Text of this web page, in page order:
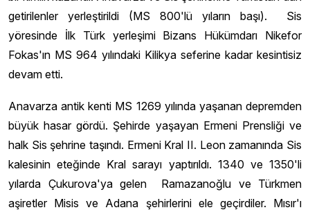
getirilenler yerleştirildi (MS 800'lü yıların başı). Sis
yöresinde İlk Türk yerleşimi Bizans Hükümdarı Nikefor
Fokas'ın MS 964 yılındaki Kilikya seferine kadar kesintisiz
devam etti.
Anavarza antik kenti MS 1269 yılında yaşanan depremden
büyük hasar gördü. Şehirde yaşayan Ermeni Prensliği ve
halk Sis şehrine taşındı. Ermeni Kral II. Leon zamanında Sis
kalesinin eteğinde Kral sarayı yaptırıldı. 1340 ve 1350'li
yılarda Çukurova'ya gelen Ramazanoğlu ve Türkmen
aşiretler Misis ve Adana şehirlerini ele geçirdiler. Mısır'ı